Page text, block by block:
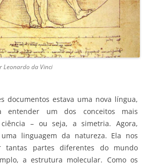
Leonardo da Vinci
documentos estava uma nova língua,
entender um dos conceitos mais
– ou seja, a simetria. Agora,
linguagem da natureza. Ela nos
tantas partes diferentes do mundo
a estrutura molecular. Como os